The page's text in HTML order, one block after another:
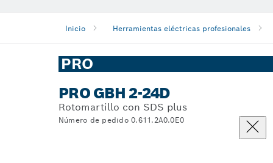
Inicio Herramientas eléctricas profesionales
PRO
PRO GBH 2-24D
Rotomartillo con SDS plus
Número de pedido 0.611.2A0.0E0